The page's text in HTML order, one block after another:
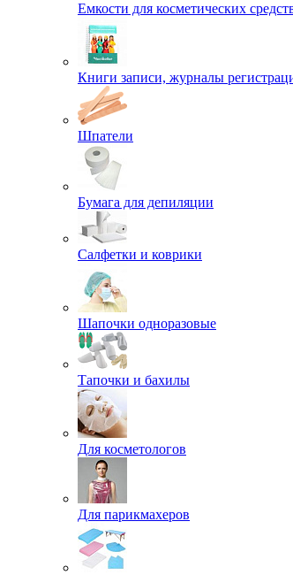
Емкости для косметических
Книги записи, журналы
Шпатели
Бумага для депиляции
Салфетки и коврики
Шапочки одноразовые
Тапочки и бахилы
Для косметологов
Для парикмахеров